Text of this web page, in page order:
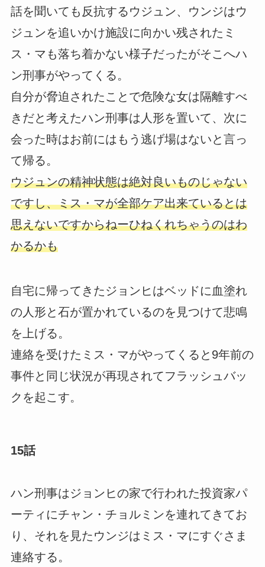
話を聞いても反抗するウジュン、ウンジはウ
ジュンを追いかけ施設に向かい残されたミ
ス・マも落ち着かない様子だったがそこへハ
ン刑事がやってくる。
自分が脅迫されたことで危険な女は隔離すべ
きだと考えたハン刑事は人形を置いて、次に
会った時はお前にはもう逃げ場はないと言っ
て帰る。
ウジュンの精神状態は絶対良いものじゃない
ですし、ミス・マが全部ケア出来ているとは
思えないですからねーひねくれちゃうのはわ
かるかも
自宅に帰ってきたジョンヒはベッドに血塗れ
の人形と石が置かれているのを見つけて悲鳴
を上げる。
連絡を受けたミス・マがやってくると9年前の
事件と同じ状況が再現されてフラッシュバッ
クを起こす。
15話
ハン刑事はジョンヒの家で行われた投資家パ
ーティにチャン・チョルミンを連れてきてお
り、それを見たウンジはミス・マにすぐさま
連絡する。